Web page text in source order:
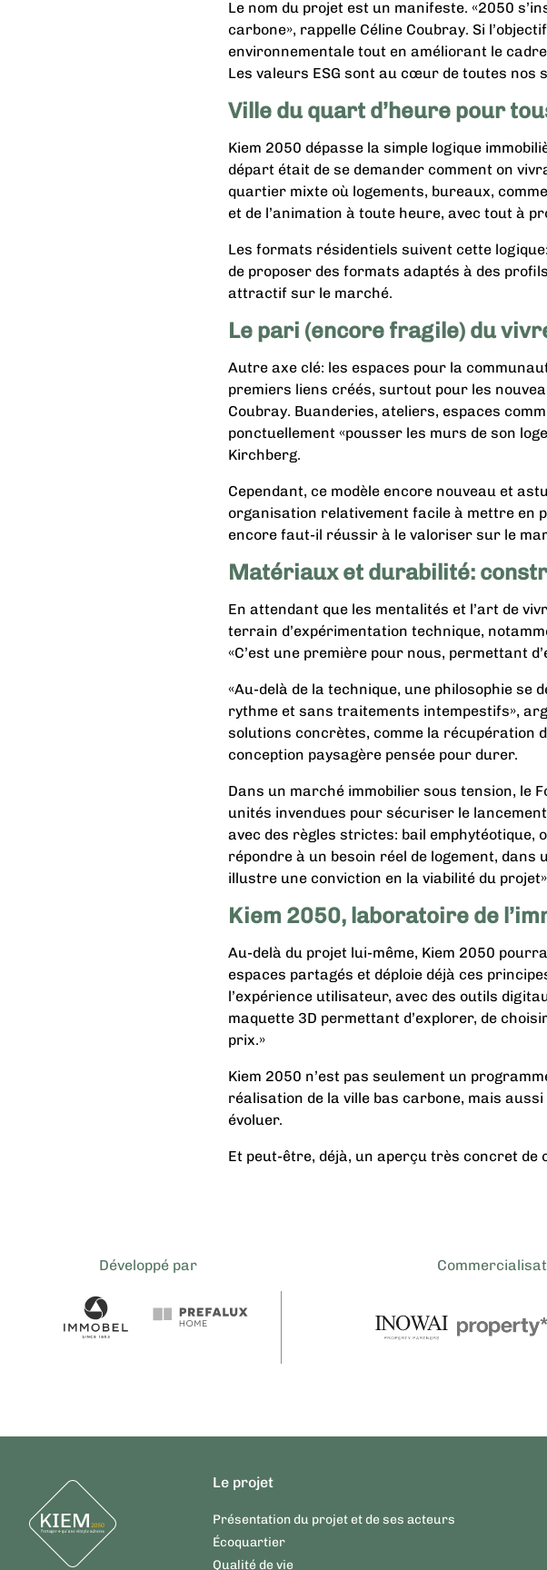
Le nom du projet est un manifeste. «2050
carbone», rappelle Céline Coubray. Si
environnementale tout en améliorant le
Les valeurs ESG sont au cœur de toutes nos
Ville du quart d’heure pour
Kiem 2050 dépasse la simple logique
départ était de se demander comment on
quartier mixte où logements, bureaux,
et de l’animation à toute heure, avec tout à
Les formats résidentiels suivent cette
de proposer des formats adaptés à des
attractif sur le marché.
Le pari (encore fragile) du
Autre axe clé: les espaces pour la
premiers liens créés, surtout pour les
Coubray. Buanderies, ateliers, espaces
ponctuellement «pousser les murs de son
Kirchberg.
Cependant, ce modèle encore nouveau et
organisation relativement facile à mettre en
encore faut-il réussir à le valoriser sur le
Matériaux et durabilité:
En attendant que les mentalités et l’art de
terrain d’expérimentation technique,
«C’est une première pour nous, permettant
«Au-delà de la technique, une philosophie
rythme et sans traitements intempestifs»,
solutions concrètes, comme la récupération
conception paysagère pensée pour durer.
Dans un marché immobilier sous tension, le
unités invendues pour sécuriser le
avec des règles strictes: bail emphytéotique,
répondre à un besoin réel de logement, dans
illustre une conviction en la viabilité du
Kiem 2050, laboratoire de
Au-delà du projet lui-même, Kiem 2050
espaces partagés et déploie déjà ces
l’expérience utilisateur, avec des outils
maquette 3D permettant d’explorer, de
prix.»
Kiem 2050 n’est pas seulement un
réalisation de la ville bas carbone, mais
évoluer.
Et peut-être, déjà, un aperçu très concret de
Développé par
Le projet
Présentation du projet et de ses acteurs
Écoquartier
Qualité de vie